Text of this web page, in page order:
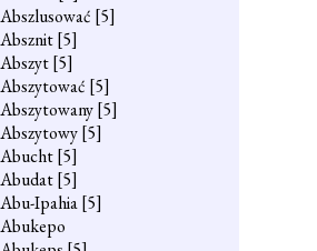
Abszlusować [5]
Absznit[5]
Abszyt[5]
Abszytować [5]
Abszytowany[5]
Abszytowy[5]
Abucht[5]
Abudat[5]
Abu-Ipahia[5]
Abukepo